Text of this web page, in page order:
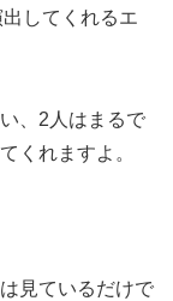
してくれるエ
、2人はまるで
くれますよ。
見ているだけで